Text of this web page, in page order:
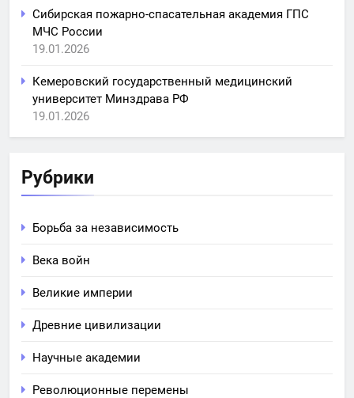
Сибирская пожарно-спасательная академия ГПС
МЧС России
19.01.2026
Кемеровский государственный медицинский
университет Минздрава РФ
19.01.2026
Рубрики
Борьба за независимость
Века войн
Великие империи
Древние цивилизации
Научные академии
Революционные перемены